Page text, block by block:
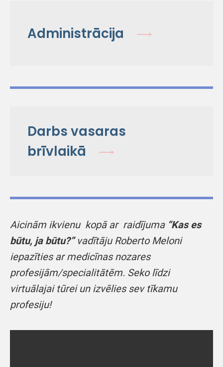
Administrācija
Darbs vasaras
brīvlaikā
Aicinām ikvienu kopā ar raidījuma “Kas es
būtu, ja būtu?”vadītāju Roberto Meloni
iepazīties ar medicīnas nozares
profesijām/specialitātēm. Seko līdzi
virtuālajai tūrei un izvēlies sev tīkamu
profesiju!